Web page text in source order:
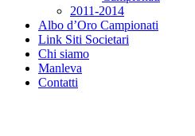
2011-2014
Albo d’Oro Campionati
Link Siti Societari
Chi siamo
Manleva
Contatti